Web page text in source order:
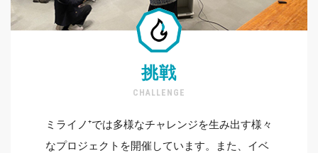
挑戦
CHALLENGE
ミライノ⁺では多様なチャレンジを生み出す様々
なプロジェクトを開催しています。また、イベ